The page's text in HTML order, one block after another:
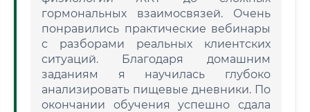
гормональных взаимосвязей. Очень
понравились практические вебинары
с разборами реальных клиентских
ситуаций. Благодаря домашним
заданиям я научилась глубоко
анализировать пищевые дневники. По
окончании обучения успешно сдала